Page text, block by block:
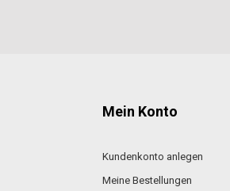
Mein Konto
Kundenkonto anlegen
Meine Bestellungen